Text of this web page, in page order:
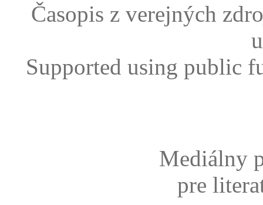
Časopis z verejných
Supported using public
Mediálny
pre